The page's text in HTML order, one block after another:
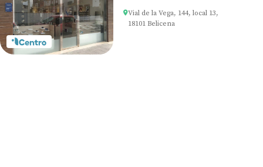
Vial de la Vega, 144, local 13,
18101 Belicena